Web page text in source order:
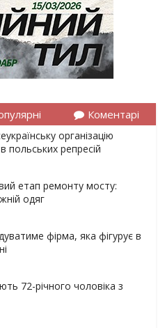
Коментарі
організацію
польських репресій
етап ремонту мосту:
одяг
фірма, яка фігурує в
72-річного чоловіка з